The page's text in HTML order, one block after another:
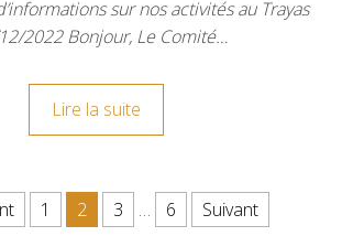
sur nos activités au Trayas
2022 Bonjour, Le Comité…
Lire la suite
des publications
1 2 3 … 6 Suivant